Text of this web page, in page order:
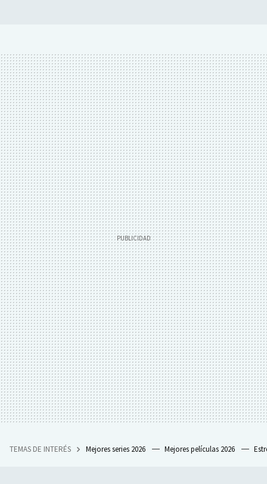
TEMAS DE INTERÉS Mejores series 2026 Mejores películas 2026